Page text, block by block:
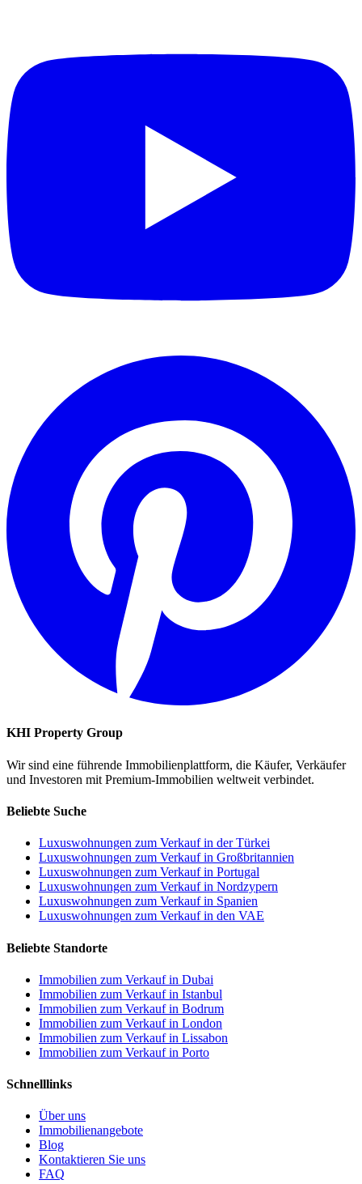
KHI Property Group
Wir sind eine führende Immobilienplattform, die Käufer, Verkäufer
und Investoren mit Premium-Immobilien weltweit verbindet.
Beliebte Suche
Luxuswohnungen zum Verkauf in der Türkei
Luxuswohnungen zum Verkauf in Großbritannien
Luxuswohnungen zum Verkauf in Portugal
Luxuswohnungen zum Verkauf in Nordzypern
Luxuswohnungen zum Verkauf in Spanien
Luxuswohnungen zum Verkauf in den VAE
Beliebte Standorte
Immobilien zum Verkauf in Dubai
Immobilien zum Verkauf in Istanbul
Immobilien zum Verkauf in Bodrum
Immobilien zum Verkauf in London
Immobilien zum Verkauf in Lissabon
Immobilien zum Verkauf in Porto
Schnelllinks
Über uns
Immobilienangebote
Blog
Kontaktieren Sie uns
FAQ